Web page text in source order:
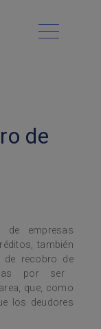
de
empresas
también
de recobro de
por ser
que, como
los deudores